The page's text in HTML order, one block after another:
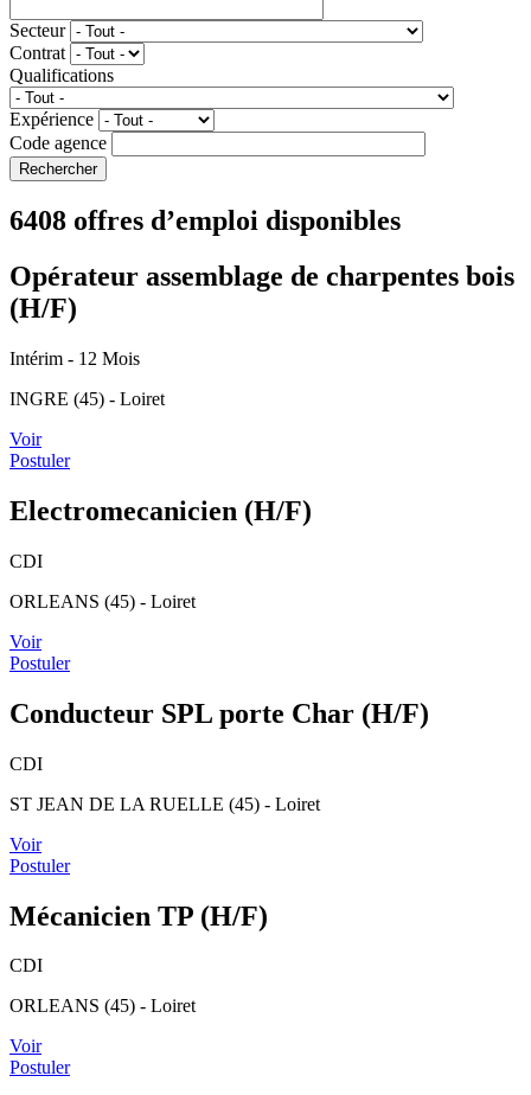
Secteur
Contrat
Qualifications
Expérience
Code agence
6408 offres d’emploi disponibles
Opérateur assemblage de charpentes bois
(H/F)
Intérim - 12 Mois
INGRE (45) - Loiret
Voir
Postuler
Electromecanicien (H/F)
CDI
ORLEANS (45) - Loiret
Voir
Postuler
Conducteur SPL porte Char (H/F)
CDI
ST JEAN DE LA RUELLE (45) - Loiret
Voir
Postuler
Mécanicien TP (H/F)
CDI
ORLEANS (45) - Loiret
Voir
Postuler